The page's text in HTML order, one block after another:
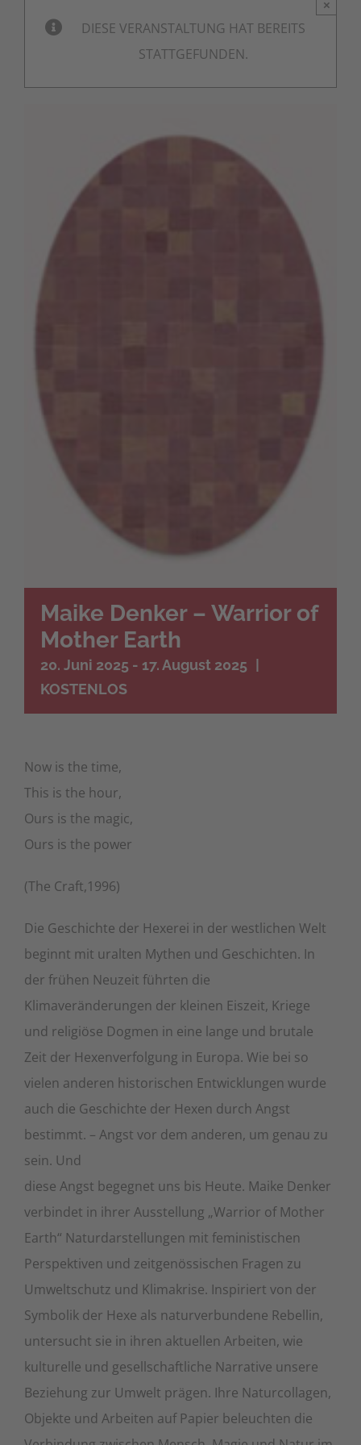
DIESE VERANSTALTUNG HAT BEREITS
STATTGEFUNDEN.
×
Maike Denker – Warrior of
Mother Earth
20. Juni 2025 - 17. August 2025
KOSTENLOS
Now is the time,
This is the hour,
Ours is the magic,
Ours is the power
(The Craft,1996)
Die Geschichte der Hexerei in der westlichen Welt
beginnt mit uralten Mythen und Geschichten. In
der frühen Neuzeit führten die
Klimaveränderungen der kleinen Eiszeit, Kriege
und religiöse Dogmen in eine lange und brutale
Zeit der Hexenverfolgung in Europa. Wie bei so
vielen anderen historischen Entwicklungen wurde
auch die Geschichte der Hexen durch Angst
bestimmt. – Angst vor dem anderen, um genau zu
sein. Und
diese Angst begegnet uns bis Heute. Maike Denker
verbindet in ihrer Ausstellung „Warrior of Mother
Earth“ Naturdarstellungen mit feministischen
Perspektiven und zeitgenössischen Fragen zu
Umweltschutz und Klimakrise. Inspiriert von der
Symbolik der Hexe als naturverbundene Rebellin,
untersucht sie in ihren aktuellen Arbeiten, wie
kulturelle und gesellschaftliche Narrative unsere
Beziehung zur Umwelt prägen. Ihre Naturcollagen,
Objekte und Arbeiten auf Papier beleuchten die